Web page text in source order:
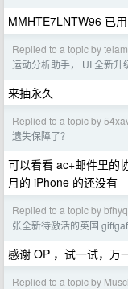
MMHTE7LNTW96 已
Replied to a topic by
运动分析助手， UI 全新升
来抽永久
Replied to a topic by
遗失保障了？
可以看看 ac+邮件里的
月的 iPhone 的还没有
Replied to a topic by
张全新待激活的英国
感谢 OP ，试一试，万
Replied to a topic by